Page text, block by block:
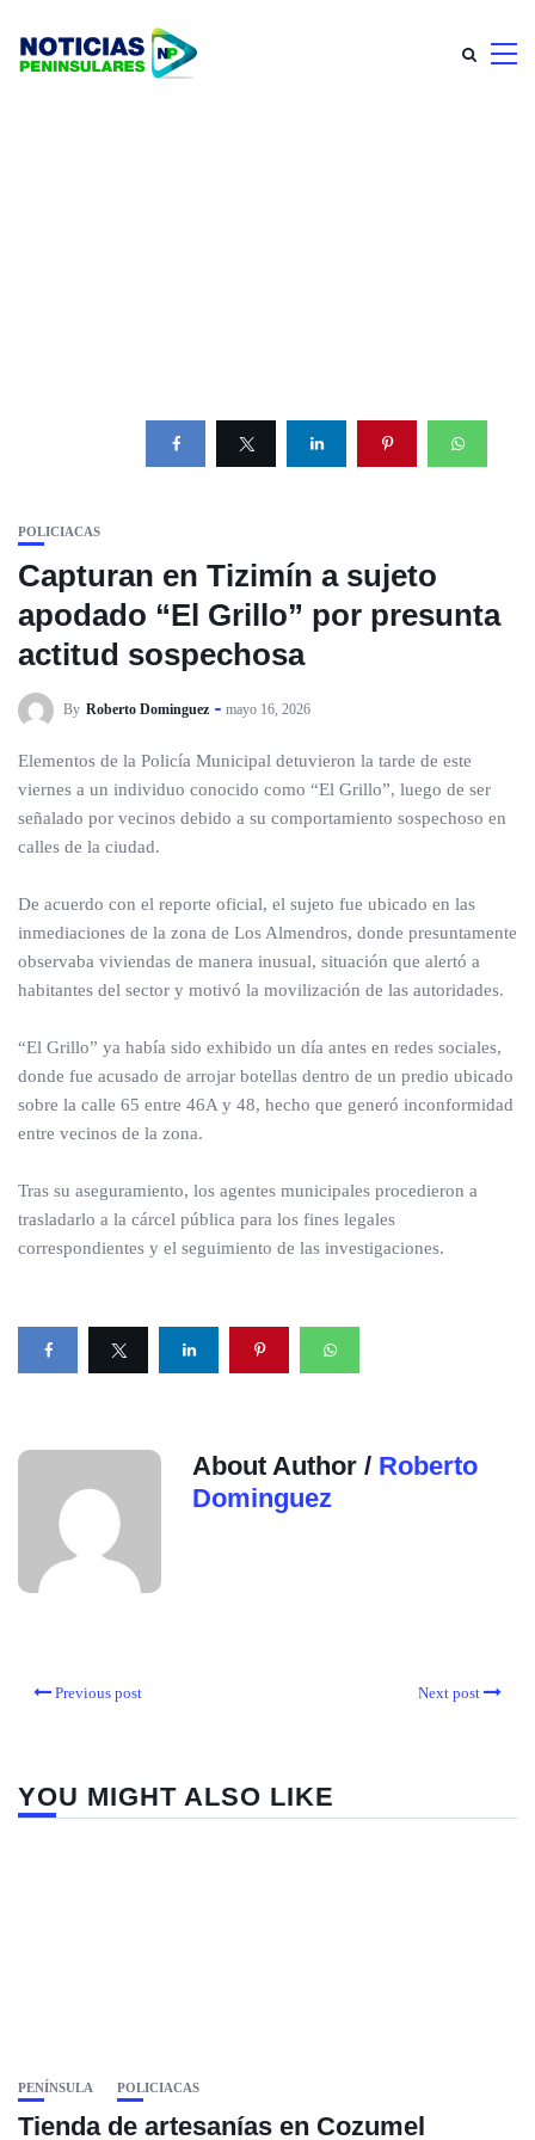
POLICIACAS
Capturan en Tizimín a sujeto
apodado “El Grillo” por presunta
actitud sospechosa
By Roberto Dominguez mayo 16, 2026
Elementos de la Policía Municipal detuvieron la tarde de este
viernes a un individuo conocido como “El Grillo”, luego de ser
señalado por vecinos debido a su comportamiento sospechoso en
calles de la ciudad.
De acuerdo con el reporte oficial, el sujeto fue ubicado en las
inmediaciones de la zona de Los Almendros, donde presuntamente
observaba viviendas de manera inusual, situación que alertó a
habitantes del sector y motivó la movilización de las autoridades.
“El Grillo” ya había sido exhibido un día antes en redes sociales,
donde fue acusado de arrojar botellas dentro de un predio ubicado
sobre la calle 65 entre 46A y 48, hecho que generó inconformidad
entre vecinos de la zona.
Tras su aseguramiento, los agentes municipales procedieron a
trasladarlo a la cárcel pública para los fines legales
correspondientes y el seguimiento de las investigaciones.
About Author / Roberto
Dominguez
Previous post Next post
YOU MIGHT ALSO LIKE
PENÍNSULA POLICIACAS
Tienda de artesanías en Cozumel